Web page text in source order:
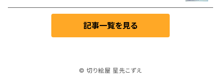
記事一覧を見る
© 切り絵屋 星先こずえ